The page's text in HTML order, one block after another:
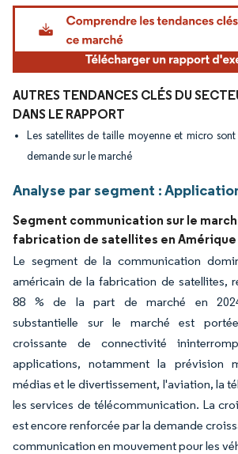
Image © Mordor Intelligence. La réutilisation
AUTRES TENDANCES CLÉS DU
DANS LE RAPPORT
Les satellites de taille moyenne et micro
demande sur le marché
Analyse par segment :
Segment communication sur le
fabrication de satellites en Amérique
Le segment de la communication
américain de la fabrication de satellites,
88 % de la part de marché en
substantielle sur le marché est
croissante de connectivité
applications, notamment la prévision
médias et le divertissement, l'aviation, la
les services de télécommunication. La
est encore renforcée par la demande
communication en mouvement pour les